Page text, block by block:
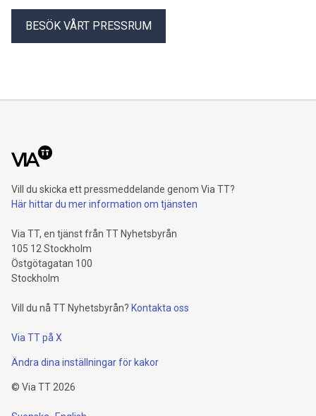
BESÖK VÅRT PRESSRUM
Vill du skicka ett pressmeddelande genom Via TT?
Här hittar du mer information om tjänsten
Via TT, en tjänst från TT Nyhetsbyrån
105 12 Stockholm
Östgötagatan 100
Stockholm
Vill du nå TT Nyhetsbyrån? Kontakta oss
Via TT på X
Ändra dina inställningar för kakor
© Via TT 2026